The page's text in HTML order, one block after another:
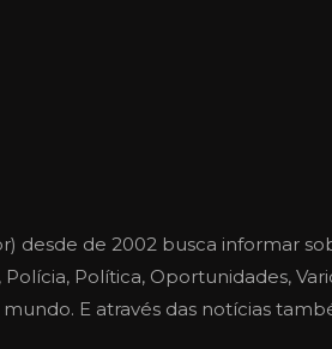
desde de 2002 busca informar
Política, Oportunidades,
E através das notícias